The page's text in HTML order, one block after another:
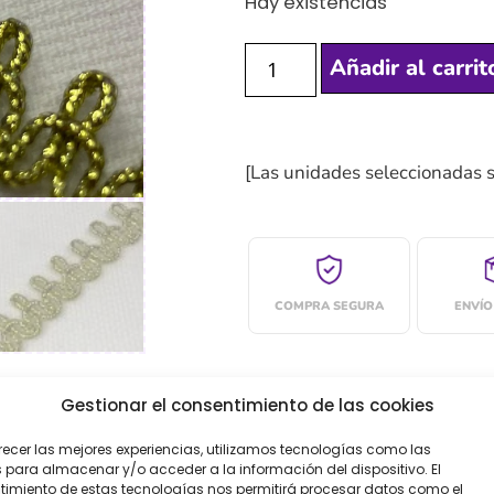
Gestionar el consentimiento de las cookies
las mejores experiencias, utilizamos tecnologías como las
para almacenar y/o acceder a la información del dispositivo. El
de estas tecnologías nos permitirá procesar datos como el
Añadir al
[Las unidades seleccionadas
COMPRA SEGURA
(0)